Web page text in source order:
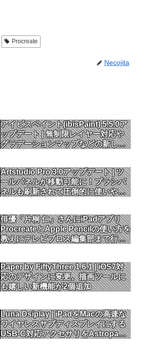
Procreate
Necojita
アイビスペイント(ibisPaint) 5.5.0ア
ップデート | 無制限レイヤー対応や
グラデーションマップなどの新しい
Artstudio Pro 3.0アップデート | ツ
ールパネルが移動可能に！ブラシパ
ネルも刷新されて圧倒的に使いやす
俳優「片桐 仁」さんにiPadアプリ
ProcreateとApple Pencilの使い方を
教えにテレビブロス編集部まで行っ
Paper by FiftyThree 1.6.1 | iOS7対
応のデザインに変更。描画ツールに
も嬉しい新機能が2個追加
Luna Dsiplay | iPadをMacの高速な
ワイヤレスサブディスプレイにする
USB-C対応アクセサリをAstropad